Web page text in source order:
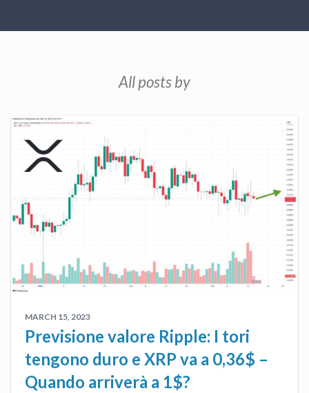
All posts by
MARCH 15, 2023
Previsione valore Ripple: I tori
tengono duro e XRP va a 0,36$ –
Quando arriverà a 1$?